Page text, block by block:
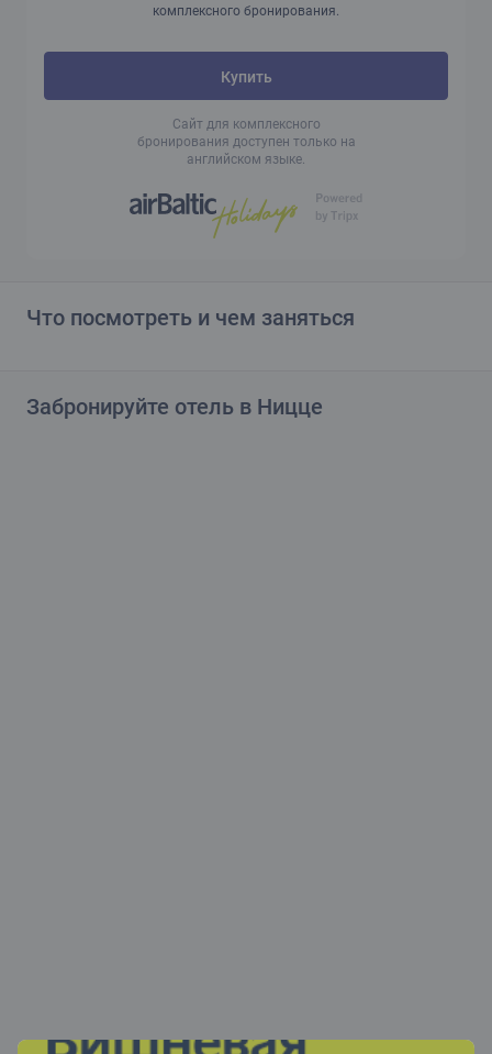
комплексного бронирования.
Купить
Сайт для комплексного
бронирования доступен только на
английском языке.
Что посмотреть и чем заняться
Забронируйте отель в Ницце